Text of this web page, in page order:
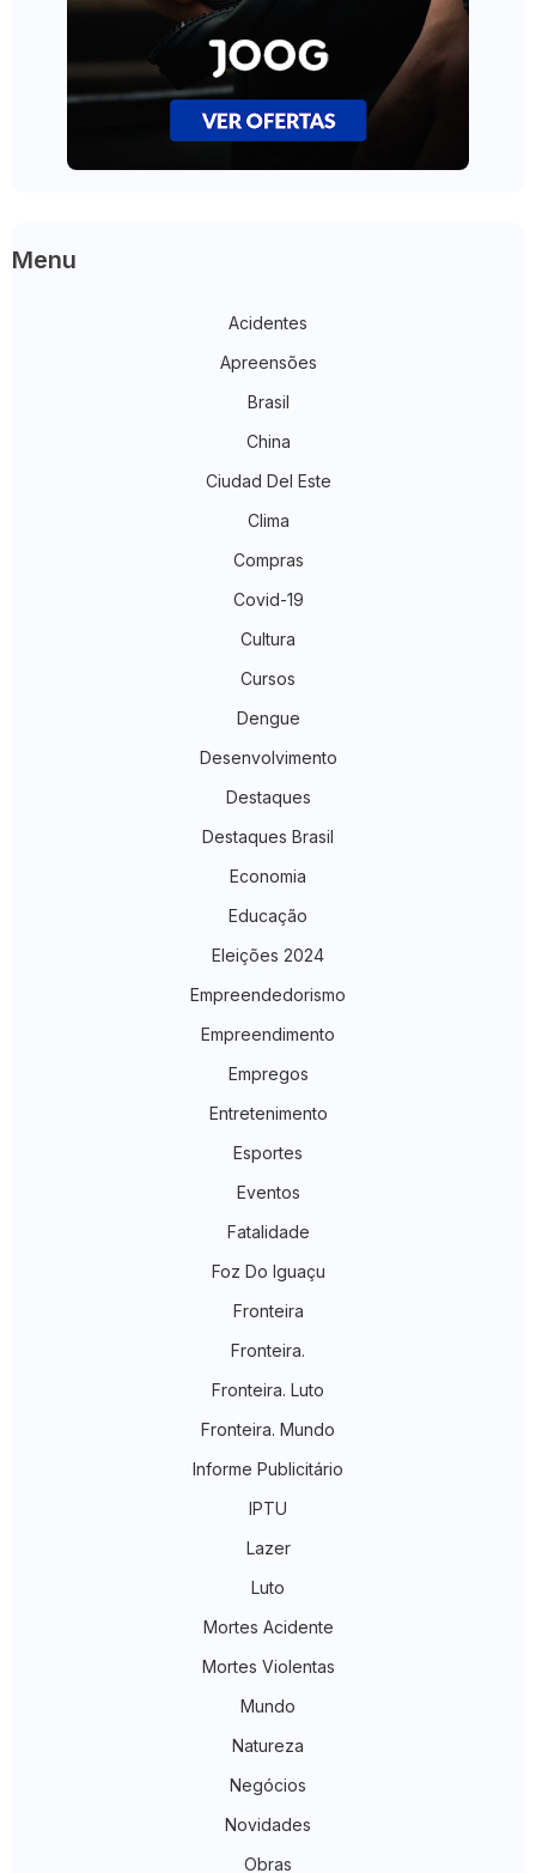
Menu
Acidentes
Apreensões
Brasil
China
Ciudad Del Este
Clima
Compras
Covid-19
Cultura
Cursos
Dengue
Desenvolvimento
Destaques
Destaques Brasil
Economia
Educação
Eleições 2024
Empreendedorismo
Empreendimento
Empregos
Entretenimento
Esportes
Eventos
Fatalidade
Foz Do Iguaçu
Fronteira
Fronteira.
Fronteira. Luto
Fronteira. Mundo
Informe Publicitário
IPTU
Lazer
Luto
Mortes Acidente
Mortes Violentas
Mundo
Natureza
Negócios
Novidades
Obras